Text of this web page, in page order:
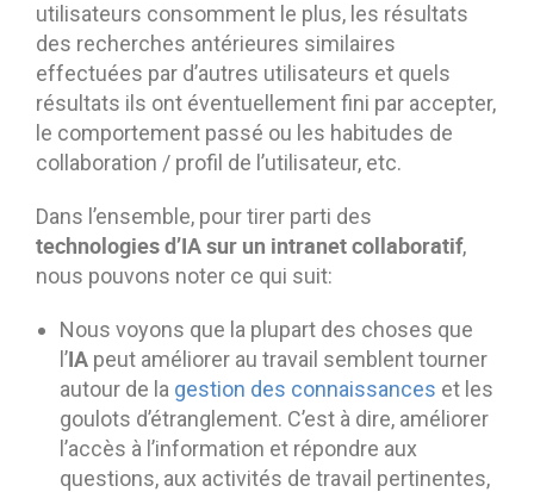
utilisateurs consomment le plus, les résultats
des recherches antérieures similaires
effectuées par d’autres utilisateurs et quels
résultats ils ont éventuellement fini par accepter,
le comportement passé ou les habitudes de
collaboration / profil de l’utilisateur, etc.
Dans l’ensemble, pour tirer parti des
technologies d’IA sur un intranet collaboratif,
nous pouvons noter ce qui suit:
Nous voyons que la plupart des choses que
l’IA peut améliorer au travail semblent tourner
autour de la gestion des connaissances et les
goulots d’étranglement. C’est à dire, améliorer
l’accès à l’information et répondre aux
questions, aux activités de travail pertinentes,